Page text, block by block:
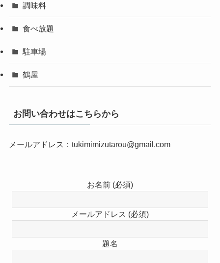
調味料
食べ放題
駐車場
鶴屋
お問い合わせはこちらから
メールアドレス：tukimimizutarou@gmail.com
お名前 (必須)
メールアドレス (必須)
題名